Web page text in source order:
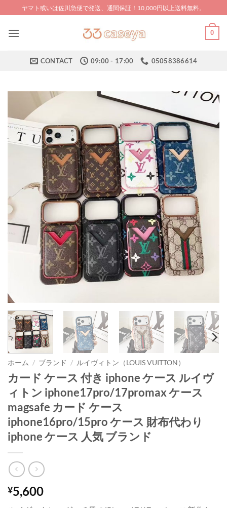
to
content
ヤマト或いは佐川急便で発送、通関保証！10,000円以上送料無料。
0
CONTACT 09:00 - 17:00 05058386614
ホーム / ブランド / ルイヴィトン（LOUIS VUITTON）
カード ケース 付き iphone ケース ルイヴ
ィトン iphone17pro/17promax ケース
magsafe カード ケース
iphone16pro/15pro ケース 財布代わり
iphone ケース 人気 ブランド
¥5,600